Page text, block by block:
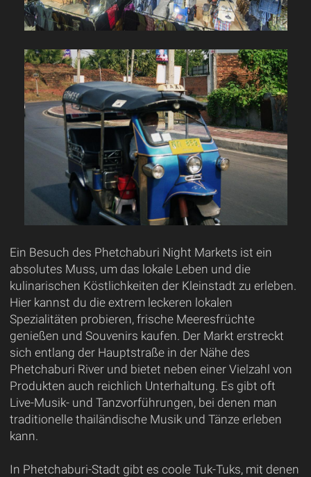
Ein Besuch des Phetchaburi Night Markets ist ein
absolutes Muss, um das lokale Leben und die
kulinarischen Köstlichkeiten der Kleinstadt zu erleben.
Hier kannst du die extrem leckeren lokalen
Spezialitäten probieren, frische Meeresfrüchte
genießen und Souvenirs kaufen. Der Markt erstreckt
sich entlang der Hauptstraße in der Nähe des
Phetchaburi River und bietet neben einer Vielzahl von
Produkten auch reichlich Unterhaltung. Es gibt oft
Live-Musik- und Tanzvorführungen, bei denen man
traditionelle thailändische Musik und Tänze erleben
kann.
In Phetchaburi-Stadt gibt es coole Tuk-Tuks, mit denen